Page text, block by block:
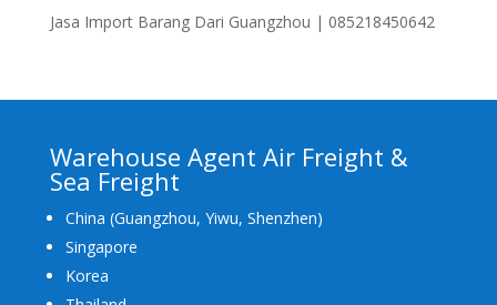
Jasa Import Barang Dari Guangzhou | 085218450642
Warehouse Agent Air Freight &
Sea Freight
China (Guangzhou, Yiwu, Shenzhen)
Singapore
Korea